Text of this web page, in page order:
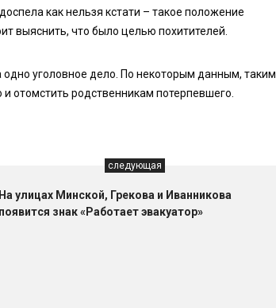
как нельзя кстати – такое положение
выяснить, что было целью похитителей.
одно уголовное дело. По некоторым данным, таким
отомстить родственникам потерпевшего.
следующая
На улицах Минской, Грекова и Иванникова
появится знак «Работает эвакуатор»